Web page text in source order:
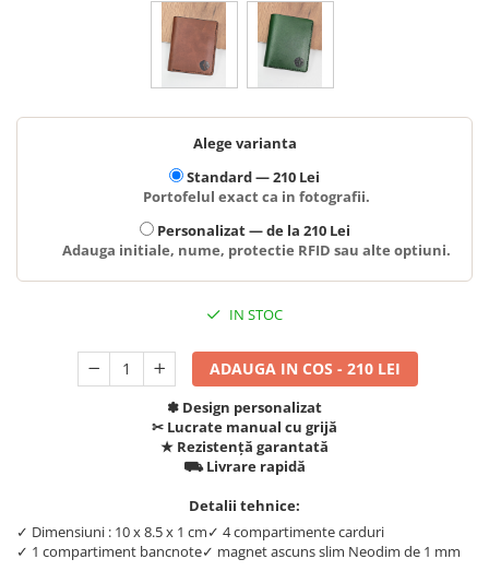
Alege varianta
Standard —210 Lei
Portofelul exact ca in fotografii.
Personalizat —de la 210 Lei
Adauga initiale, nume, protectie RFID sau alte optiuni.
IN STOC
ADAUGA IN COS - 210 LEI
✽ Design personalizat
✂︎ Lucrate manual cu grijă
★ Rezistență garantată
⛟ Livrare rapidă
Detalii tehnice:
✓ Dimensiuni : 10 x 8.5 x 1 cm✓ 4 compartimente carduri
✓ 1 compartiment bancnote✓ magnet ascuns slim Neodim de 1 mm